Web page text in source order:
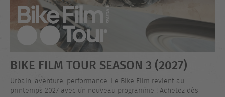
BIKE FILM TOUR SEASON 3 (2027)
Urbain, aventure, performance. Le Bike Film revient au
printemps 2027 avec un nouveau programme ! Achetez dès